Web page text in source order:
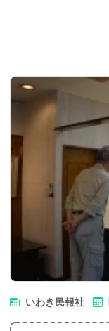
いわき民報社